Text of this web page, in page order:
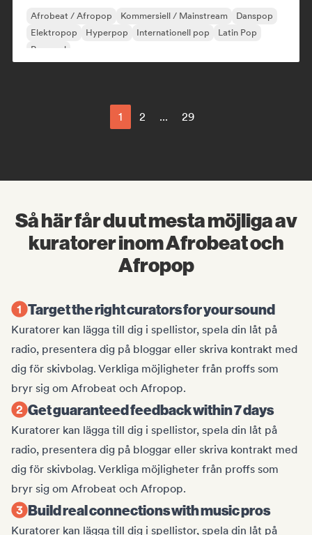
Afrobeat / Afropop Kommersiell / Mainstream
Danspop
Elektropop
Hyperpop Internationell pop
Latin Pop
Pop soul
1 2 ... 29
Så här får du ut mesta möjliga av
kuratorer inom Afrobeat och
Afropop
Target the right curators for your sound
Kuratorer kan lägga till dig i spellistor, spela din låt på
radio, presentera dig på bloggar eller skriva kontrakt med
dig för skivbolag. Verkliga möjligheter från proffs som
bryr sig om Afrobeat och Afropop.
Get guaranteed feedback within 7 days
Kuratorer kan lägga till dig i spellistor, spela din låt på
radio, presentera dig på bloggar eller skriva kontrakt med
dig för skivbolag. Verkliga möjligheter från proffs som
bryr sig om Afrobeat och Afropop.
Build real connections with music pros
Kuratorer kan lägga till dig i spellistor, spela din låt på